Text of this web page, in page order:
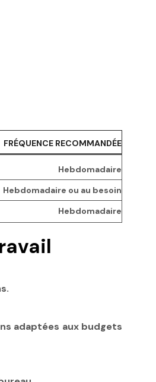
FRÉQUENCE RECOMMANDÉE
Hebdomadaire
Hebdomadaire ou au besoin
Hebdomadaire
adaptées aux budgets